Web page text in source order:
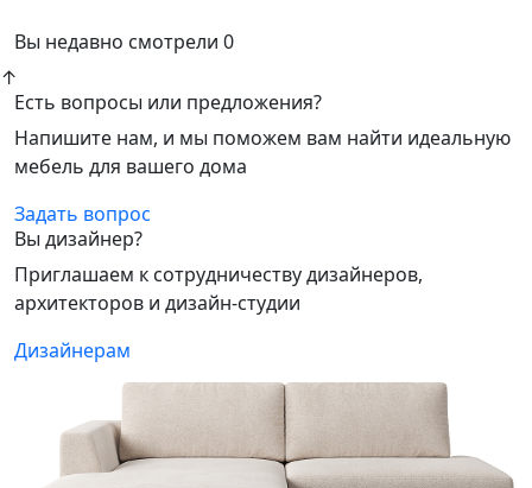
Вы недавно смотрели 0
↑
Есть вопросы или предложения?
Напишите нам, и мы поможем вам найти идеальную
мебель для вашего дома
Задать вопрос
Вы дизайнер?
Приглашаем к сотрудничеству дизайнеров,
архитекторов и дизайн-студии
Дизайнерам